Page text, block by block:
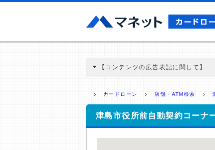
【コンテンツの広告表記に関して】
ミ収集などに基づき、公平性を担保した
>提携企業一覧
カードローン 店舗・ATM検索
津島市役所前自動契約コーナ